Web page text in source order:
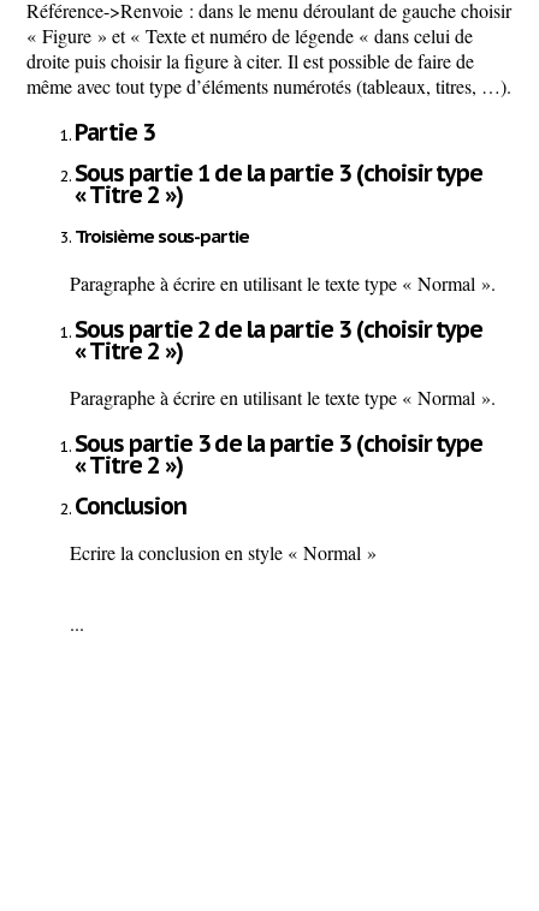
Référence->Renvoie : dans le menu déroulant de gauche choisir
« Figure » et « Texte et numéro de légende « dans celui de
droite puis choisir la figure à citer. Il est possible de faire de
même avec tout type d’éléments numérotés (tableaux, titres, …).
Partie 3
Sous partie 1 de la partie 3 (choisir type
« Titre 2 »)
Troisième sous-partie
Paragraphe à écrire en utilisant le texte type « Normal ».
Sous partie 2 de la partie 3 (choisir type
« Titre 2 »)
Paragraphe à écrire en utilisant le texte type « Normal ».
Sous partie 3 de la partie 3 (choisir type
« Titre 2 »)
Conclusion
Ecrire la conclusion en style « Normal »
...